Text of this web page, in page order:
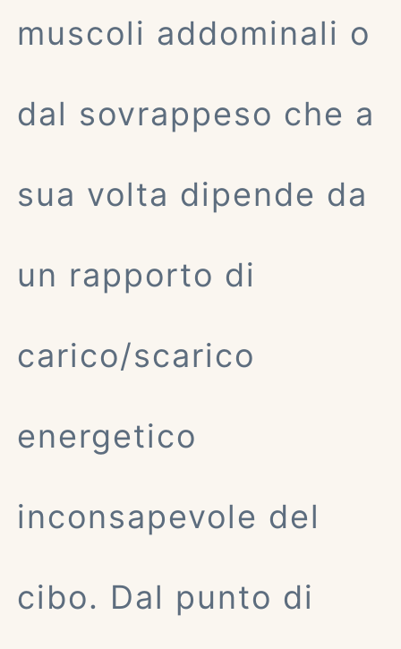
muscoli addominali o
dal sovrappeso che a
sua volta dipende da
un rapporto di
carico/scarico
energetico
inconsapevole del
cibo. Dal punto di